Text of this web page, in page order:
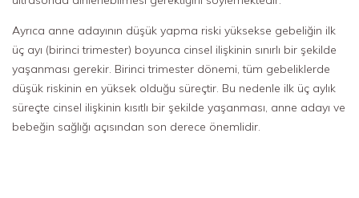
Ayrıca anne adayının düşük yapma riski yüksekse gebeliğin ilk
üç ayı (birinci trimester) boyunca cinsel ilişkinin sınırlı bir şekilde
yaşanması gerekir. Birinci trimester dönemi, tüm gebeliklerde
düşük riskinin en yüksek olduğu süreçtir. Bu nedenle ilk üç aylık
süreçte cinsel ilişkinin kısıtlı bir şekilde yaşanması, anne adayı ve
bebeğin sağlığı açısından son derece önemlidir.